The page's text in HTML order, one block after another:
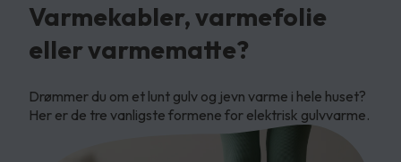
Varmekabler, varmefolie
eller varmematte?
Drømmer du om et lunt gulv og jevn varme i hele huset?
Her er de tre vanligste formene for elektrisk gulvvarme.